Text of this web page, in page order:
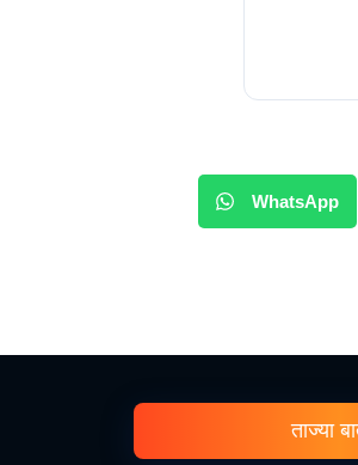
WhatsApp
ताज्या